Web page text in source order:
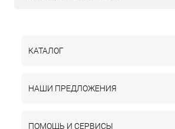
КАТАЛОГ
НАШИ ПРЕДЛОЖЕНИЯ
ПОМОЩЬ И СЕРВИСЫ